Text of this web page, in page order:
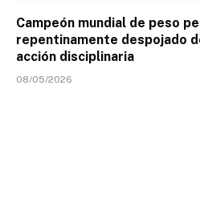
Campeón mundial de peso
repentinamente despojado
acción disciplinaria
08/05/2026